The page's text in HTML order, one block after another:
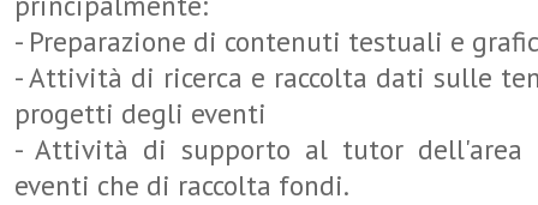
- Preparazione di contenuti testuali e
- Attività di ricerca e raccolta dati sulle
progetti degli eventi
- Attività di supporto al tutor
eventi che di raccolta fondi.